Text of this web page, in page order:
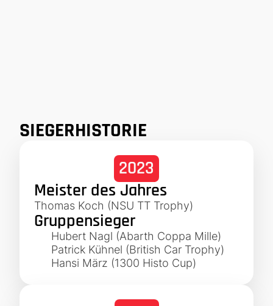
SIEGERHISTORIE
2023
Meister des Jahres
Thomas Koch (NSU TT Trophy)
Gruppensieger
Hubert Nagl (Abarth Coppa Mille)
Patrick Kühnel (British Car Trophy)
Hansi März (1300 Histo Cup)